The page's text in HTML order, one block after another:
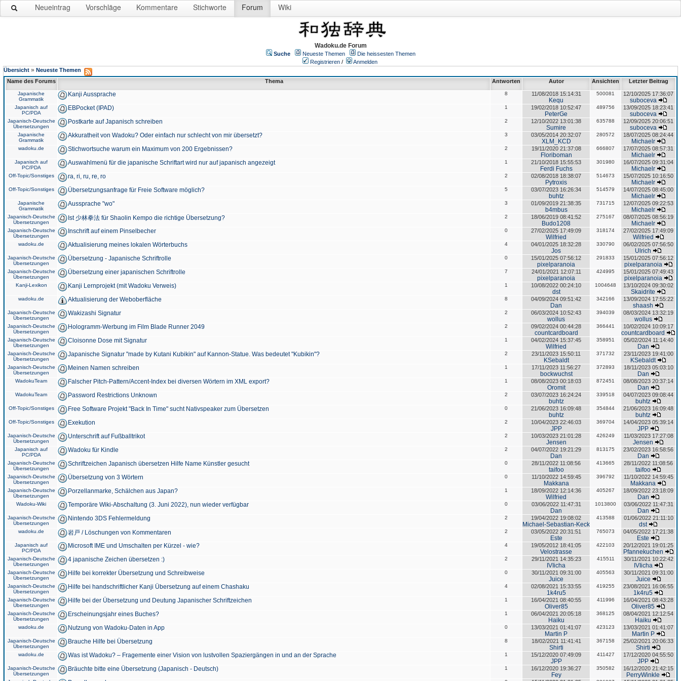
Neueintrag Vorschläge Kommentare Stichworte Forum Wiki
Wadoku.de Forum
Suche Neueste Themen
Die heissesten Themen
Registrieren /
Anmelden
Übersicht » Neueste Themen
Name des Forums
Thema Antworten Autor Ansichten Letzter Beitrag
Japanische
Grammatik
Kanji Aussprache 8 11/08/2018 15:14:31
Kequ
500081 12/10/2025 17:36:07
suboceva
Japanisch auf
PC/PDA
EBPocket (IPAD) 1 19/02/2018 10:52:47
PeterGe
489756 13/09/2025 18:23:41
suboceva
Japanisch-Deutsche
Übersetzungen
Postkarte auf Japanisch schreiben 2 12/10/2022 13:01:38
Sumire
635788 12/09/2025 20:06:51
suboceva
Japanische
Grammatik
Akkuratheit von Wadoku? Oder einfach nur schlecht von mir übersetzt? 3 03/05/2014 20:32:07
XLM_KCD
280572 18/07/2025 08:24:44
Michaelr
wadoku.de Stichwortsuche warum ein Maximum von 200 Ergebnissen? 2 19/11/2020 21:37:08
Floriboman
666807 17/07/2025 08:57:31
Michaelr
Japanisch auf
PC/PDA
Auswahlmenü für die japanische Schriftart wird nur auf japanisch angezeigt 1 21/10/2018 15:55:53
Ferdi Fuchs
301980 16/07/2025 09:31:04
Michaelr
Off-Topic/Sonstiges ra, ri, ru, re, ro 2 02/08/2018 18:38:07
Pytroxis
514673 15/07/2025 10:16:50
Michaelr
Off-Topic/Sonstiges Übersetzungsanfrage für Freie Software möglich? 5 03/07/2023 16:26:34
buhtz
514579 14/07/2025 08:45:00
Michaelr
Japanische
Grammatik
Aussprache "wo" 3 01/09/2019 21:38:35
b4mbus
731715 12/07/2025 09:22:53
Michaelr
Japanisch-Deutsche
Übersetzungen
Ist 少林拳法 für Shaolin Kempo die richtige Übersetzung? 2 18/06/2019 08:41:52
Budo1208
275167 08/07/2025 08:56:19
Michaelr
Japanisch-Deutsche
Übersetzungen
Inschrift auf einem Pinselbecher 0 27/02/2025 17:49:09
Wilfried
318174 27/02/2025 17:49:09
Wilfried
wadoku.de Aktualisierung meines lokalen Wörterbuchs 4 04/01/2025 18:32:28
Jos
330790 06/02/2025 07:56:50
Ulrich
Japanisch-Deutsche
Übersetzungen
Übersetzung - Japanische Schriftrolle 0 15/01/2025 07:56:12
pixelparanoia
291833 15/01/2025 07:56:12
pixelparanoia
Japanisch-Deutsche
Übersetzungen
Übersetzung einer japanischen Schriftrolle 7 24/01/2021 12:07:11
pixelparanoia
424995 15/01/2025 07:49:43
pixelparanoia
Kanji-Lexikon Kanji Lernprojekt (mit Wadoku Verweis) 1 10/08/2022 00:24:10
dst
1004648 13/10/2024 09:30:02
Skaidrite
wadoku.de Aktualisierung der Weboberfläche 8 04/09/2024 09:51:42
Dan
342166 13/09/2024 17:55:22
shaash
Japanisch-Deutsche
Übersetzungen
Wakizashi Signatur 2 06/03/2024 10:52:43
wollus
394039 08/03/2024 13:32:19
wollus
Japanisch-Deutsche
Übersetzungen
Hologramm-Werbung im Film Blade Runner 2049 2 09/02/2024 00:44:28
countcardboard
366441 10/02/2024 10:09:17
countcardboard
Japanisch-Deutsche
Übersetzungen
Cloisonne Dose mit Signatur 1 04/02/2024 15:37:45
Wilfried
358951 05/02/2024 11:14:40
Dan
Japanisch-Deutsche
Übersetzungen
Japanische Signatur "made by Kutani Kubikin" auf Kannon-Statue. Was bedeutet "Kubikin"? 2 23/11/2023 15:50:11
KSebaldt
371732 23/11/2023 19:41:00
KSebaldt
Japanisch-Deutsche
Übersetzungen
Meinen Namen schreiben 1 17/11/2023 11:56:27
bockwuchst
372893 18/11/2023 05:03:10
Dan
WadokuTeam Falscher Pitch-Pattern/Accent-Index bei diversen Wörtern im XML export? 1 08/08/2023 00:18:03
Oromit
872451 08/08/2023 20:37:14
Dan
WadokuTeam Password Restrictions Unknown 2 03/07/2023 16:24:24
buhtz
339518 04/07/2023 09:08:44
buhtz
Off-Topic/Sonstiges Free Software Projekt "Back In Time" sucht Nativspeaker zum Übersetzen 0 21/06/2023 16:09:48
buhtz
354844 21/06/2023 16:09:48
buhtz
Off-Topic/Sonstiges Exekution 2 10/04/2023 22:46:03
JPP
369704 14/04/2023 05:39:14
JPP
Japanisch-Deutsche
Übersetzungen
Unterschrift auf Fußballtrikot 2 10/03/2023 21:01:28
Jensen
426249 11/03/2023 17:27:08
Jensen
Japanisch auf
PC/PDA
Wadoku für Kindle 2 04/07/2022 19:21:29
Dan
813175 23/02/2023 16:58:56
Dan
Japanisch-Deutsche
Übersetzungen
Schriftzeichen Japanisch übersetzen Hilfe Name Künstler gesucht 0 28/11/2022 11:08:56
taifoo
413665 28/11/2022 11:08:56
taifoo
Japanisch-Deutsche
Übersetzungen
Übersetzung von 3 Wörtern 0 11/10/2022 14:59:45
Makkana
396792 11/10/2022 14:59:45
Makkana
Japanisch-Deutsche
Übersetzungen
Porzellanmarke, Schälchen aus Japan? 1 18/09/2022 12:14:36
Wilfried
405267 18/09/2022 23:18:09
Dan
Wadoku-Wiki Temporäre Wiki-Abschaltung (3. Juni 2022), nun wieder verfügbar 0 03/06/2022 11:47:31
Dan
1013800 03/06/2022 11:47:31
Dan
Japanisch-Deutsche
Übersetzungen
Nintendo 3DS Fehlermeldung 2 19/04/2022 19:08:02
Michael-Sebastian-Keck
413588 01/06/2022 21:11:10
dst
wadoku.de 岩戸 / Löschungen von Kommentaren 2 03/05/2022 20:31:51
Este
765073 04/05/2022 17:21:38
Este
Japanisch auf
PC/PDA
Microsoft IME und Umschalten per Kürzel - wie? 4 19/05/2012 18:41:05
Velostrasse
422103 20/12/2021 19:01:25
Pfannekuchen
Japanisch-Deutsche
Übersetzungen
4 japanische Zeichen übersetzen :) 2 29/11/2021 14:35:23
IVIicha
415511 30/11/2021 10:22:42
IVIicha
Japanisch-Deutsche
Übersetzungen
Hilfe bei korrekter Übersetzung und Schreibweise 0 30/11/2021 09:31:00
Juice
405563 30/11/2021 09:31:00
Juice
Japanisch-Deutsche
Übersetzungen
Hilfe bei handschriftlicher Kanji Übersetzung auf einem Chashaku 4 02/08/2021 15:33:55
1k4ru5
419255 23/08/2021 16:06:55
1k4ru5
Japanisch-Deutsche
Übersetzungen
Hilfe bei der Übersetzung und Deutung Japanischer Schriftzeichen 1 16/04/2021 08:40:55
Oliver85
411996 16/04/2021 08:43:28
Oliver85
Japanisch-Deutsche
Übersetzungen
Erscheinungsjahr eines Buches? 1 06/04/2021 20:05:18
Haiku
368125 08/04/2021 12:12:54
Haiku
wadoku.de Nutzung von Wadoku-Daten in App 0 13/03/2021 01:41:07
Martin P
423123 13/03/2021 01:41:07
Martin P
Japanisch-Deutsche
Übersetzungen
Brauche Hilfe bei Übersetzung 8 18/02/2021 11:41:41
Shirti
367158 25/02/2021 20:06:33
Shirti
wadoku.de Was ist Wadoku? – Fragemente einer Vision von lustvollen Spaziergängen in und an der Sprache 1 15/12/2020 07:49:09
JPP
411427 17/12/2020 04:55:50
JPP
Japanisch-Deutsche
Übersetzungen
Bräuchte bitte eine Übersetzung (Japanisch - Deutsch) 1 16/12/2020 19:36:27
Fey
350582 16/12/2020 21:42:15
PerryWinkle